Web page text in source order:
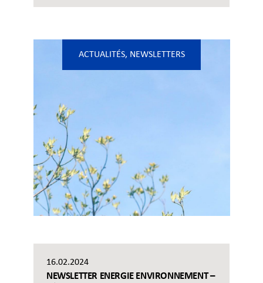
ACTUALITÉS, NEWSLETTERS
16.02.2024
NEWSLETTER ENERGIE ENVIRONNEMENT –